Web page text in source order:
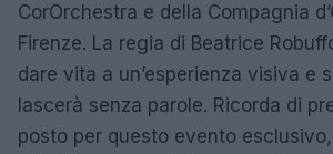
CorOrchestra e della Compagnia
Firenze. La regia di Beatrice
dare vita a un’esperienza visiva e
lascerà senza parole. Ricorda di
posto per questo evento